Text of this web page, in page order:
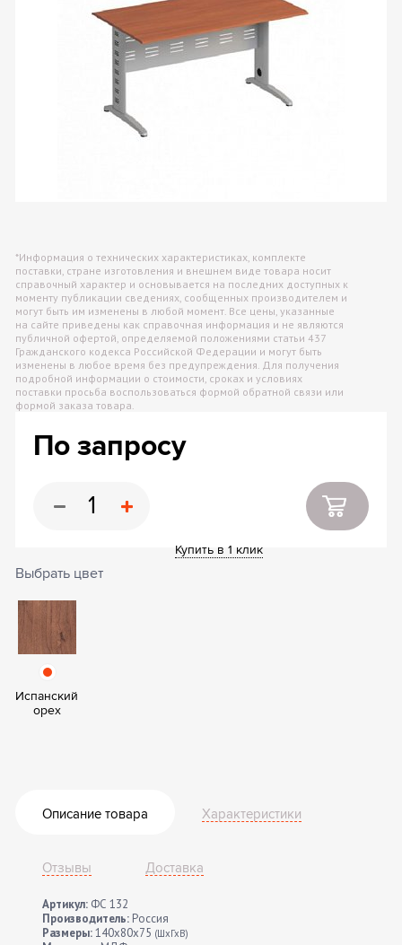
*Информация о технических характеристиках, комплекте
поставки, стране изготовления и внешнем виде товара носит
справочный характер и основывается на последних доступных к
моменту публикации сведениях, сообщенных производителем и
могут быть им изменены в любой момент. Все цены, указанные
на сайте приведены как справочная информация и не являются
публичной офертой, определяемой положениями статьи 437
Гражданского кодекса Российской Федерации и могут быть
изменены в любое время без предупреждения. Для получения
подробной информации о стоимости, сроках и условиях
поставки просьба воспользоваться формой обратной связи или
формой заказа товара.
По запросу
Купить в 1 клик
Выбрать цвет
Испанский
орех
Описание товара Характеристики
Отзывы Доставка
Артикул: ФС 132
Производитель: Россия
Размеры:140x80x75 (ШхГхВ)